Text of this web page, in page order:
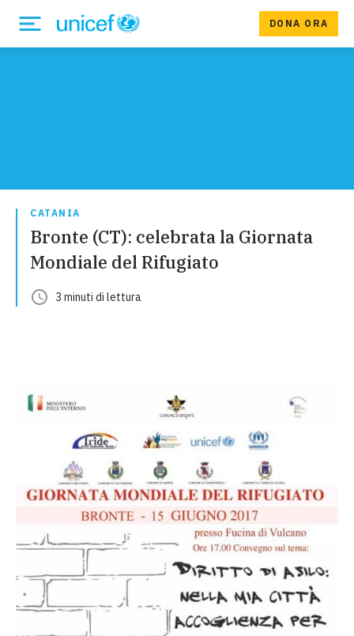
DONA ORA
CATANIA
Bronte (CT): celebrata la Giornata
Mondiale del Rifugiato
3 minuti di lettura